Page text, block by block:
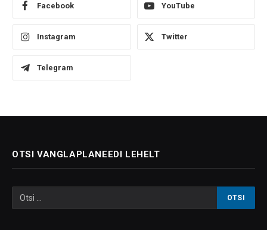
Facebook YouTube
Instagram Twitter
Telegram
OTSI VANGLAPLANEEDI LEHELT